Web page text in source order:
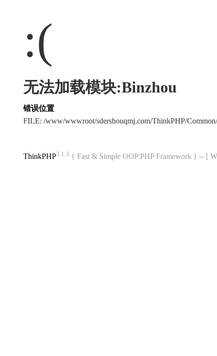
:(
无法加载模块:Binzhou
错误位置
FILE: /www/wwwroot/sdershouqmj.com/ThinkPHP/
ThinkPHP3.1.3 { Fast & Simple OOP PHP Framework } -- [